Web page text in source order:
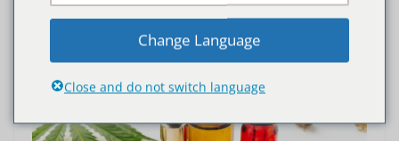
Change Language
Close and do not switch language